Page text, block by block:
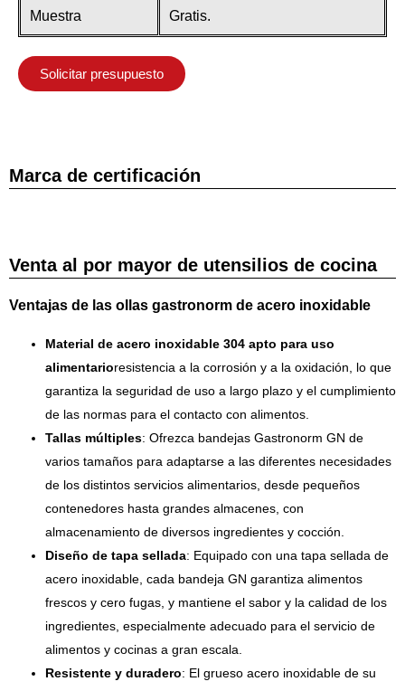
Muestra Gratis.
Solicitar presupuesto
Marca de certificación
Venta al por mayor de utensilios de cocina
Ventajas de las ollas gastronorm de acero inoxidable
Material de acero inoxidable 304 apto para uso
alimentarioresistencia a la corrosión y a la oxidación, lo que
garantiza la seguridad de uso a largo plazo y el cumplimiento
de las normas para el contacto con alimentos.
Tallas múltiples: Ofrezca bandejas Gastronorm GN de
varios tamaños para adaptarse a las diferentes necesidades
de los distintos servicios alimentarios, desde pequeños
contenedores hasta grandes almacenes, con
almacenamiento de diversos ingredientes y cocción.
Diseño de tapa sellada: Equipado con una tapa sellada de
acero inoxidable, cada bandeja GN garantiza alimentos
frescos y cero fugas, y mantiene el sabor y la calidad de los
ingredientes, especialmente adecuado para el servicio de
alimentos y cocinas a gran escala.
Resistente y duradero: El grueso acero inoxidable de su